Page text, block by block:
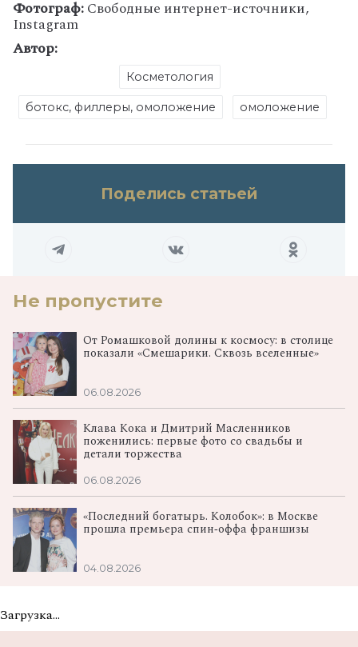
Фотограф:Свободные интернет-источники,
Instagram
Автор:
Косметология
ботокс, филлеры, омоложение омоложение
Поделись статьей
Не пропустите
От Ромашковой долины к космосу: в столице
показали «Смешарики. Сквозь вселенные»
06.08.2026
Клава Кока и Дмитрий Масленников
поженились: первые фото со свадьбы и
детали торжества
06.08.2026
«Последний богатырь. Колобок»: в Москве
прошла премьера спин‑оффа франшизы
04.08.2026
Загрузка...